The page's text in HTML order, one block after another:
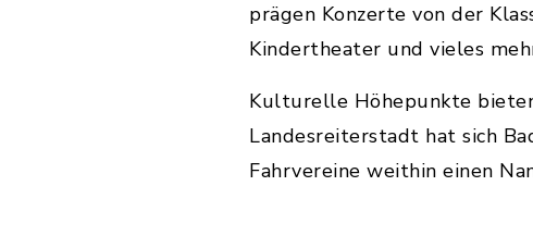
prägen Konzerte von der
Kindertheater und vieles
Kulturelle Höhepunkte
Landesreiterstadt hat sich
Fahrvereine weithin einen